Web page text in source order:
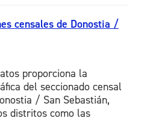
censales de Donostia /
proporciona la
del seccionado censal
/ San Sebastián,
distritos como las